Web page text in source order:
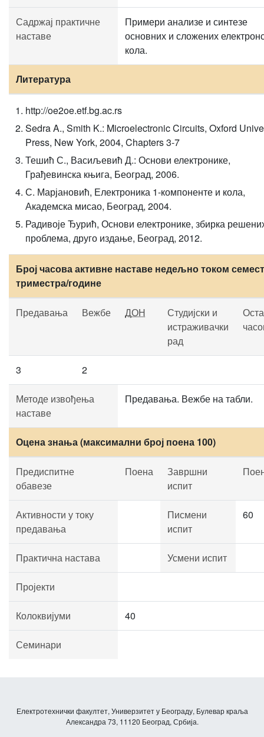
Садржај практичне
наставе
Примери анализе и синтезе
основних и сложених
кола.
Литература
http://oe2oe.etf.bg.ac.rs
Sedra A., Smith K.: Microelectronic Circuits, Oxford
Press, New York, 2004, Chapters 3-7
Тешић С., Васиљевић Д.: Основи електронике,
Грађевинска књига, Београд, 2006.
С. Марјановић, Електроника 1-компоненте и кола,
Академска мисао, Београд, 2004.
Радивоје Ђурић, Основи електронике, збирка
проблема, друго издање, Београд, 2012.
Број часова активне наставе недељно током
триместра/године
Предавања Вежбе ДОН
Студијски и
истраживачки
рад
3 2
Методе извођења
наставе
Предавања. Вежбе на табли.
Оцена знања (максимални број поена 100)
Предиспитне
обавезе
Поена
Завршни
испит
Активности у току
предавања
Писмени
испит
60
Практична настава Усмени испит
Пројекти
Колоквијуми 40
Семинари
Електротехнички факултет, Универзитет у Београду, Булевар краља
Александра 73, 11120 Београд, Србија.